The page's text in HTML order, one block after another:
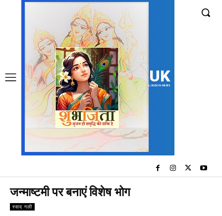
UK
LONDON NEWS
जन्माष्टमी पर बनाएं विशेष भोग
स्वाद गली